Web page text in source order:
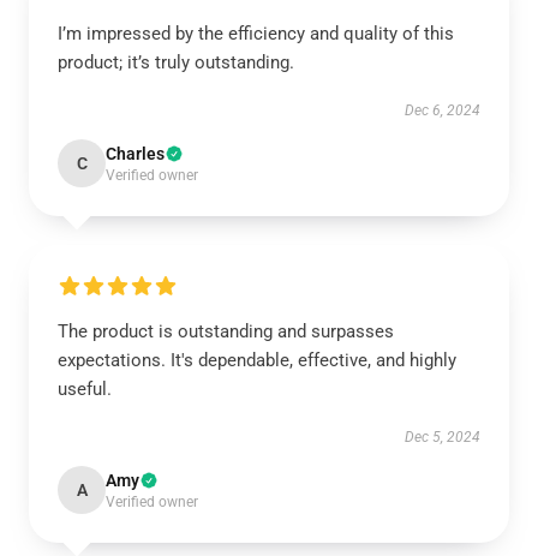
I’m impressed by the efficiency and quality of this
product; it’s truly outstanding.
Dec 6, 2024
C Charles
Verified owner
The product is outstanding and surpasses
expectations. It's dependable, effective, and highly
useful.
Dec 5, 2024
A Amy
Verified owner